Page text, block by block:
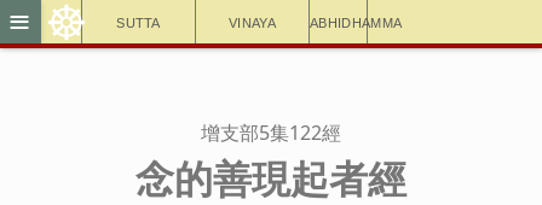
Sutta Vinaya Abhidhamma
≡ ☸
增支部5集122經
念的善現起者經